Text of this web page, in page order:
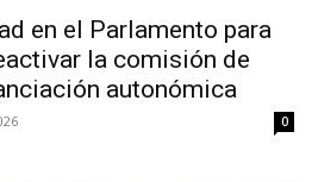
en el Parlamento para
la comisión de
autonómica
0